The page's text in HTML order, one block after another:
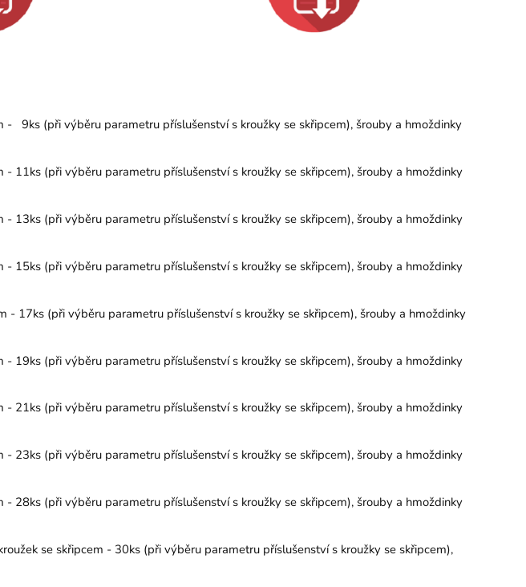
9ks (při výběru parametru příslušenství s kroužky se skřipcem), šrouby a hmoždinky
11ks (při výběru parametru příslušenství s kroužky se skřipcem), šrouby a hmoždinky
13ks (při výběru parametru příslušenství s kroužky se skřipcem), šrouby a hmoždinky
15ks (při výběru parametru příslušenství s kroužky se skřipcem), šrouby a hmoždinky
17ks (při výběru parametru příslušenství s kroužky se skřipcem), šrouby a hmoždinky
19ks (při výběru parametru příslušenství s kroužky se skřipcem), šrouby a hmoždinky
21ks (při výběru parametru příslušenství s kroužky se skřipcem), šrouby a hmoždinky
23ks (při výběru parametru příslušenství s kroužky se skřipcem), šrouby a hmoždinky
28ks (při výběru parametru příslušenství s kroužky se skřipcem), šrouby a hmoždinky
se skřipcem - 30ks (při výběru parametru příslušenství s kroužky se skřipcem),